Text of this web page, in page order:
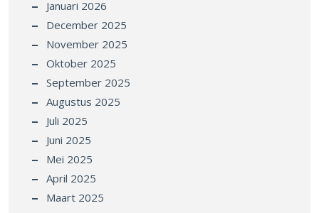
Januari 2026
December 2025
November 2025
Oktober 2025
September 2025
Augustus 2025
Juli 2025
Juni 2025
Mei 2025
April 2025
Maart 2025